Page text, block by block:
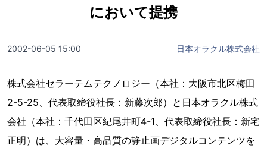
において提携
2002-06-05 15:00 日本オラクル株式会社
株式会社セラーテムテクノロジー（本社：大阪市北区梅田
2-5-25、代表取締役社長：新藤次郎）と日本オラクル株式
会社（本社：千代田区紀尾井町4-1、代表取締役社長：新宅
正明）は、大容量・高品質の静止画デジタルコンテンツを